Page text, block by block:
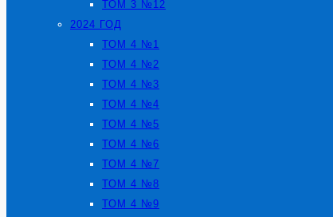
ТОМ 3 №12
2024 ГОД
ТОМ 4 №1
ТОМ 4 №2
ТОМ 4 №3
ТОМ 4 №4
ТОМ 4 №5
ТОМ 4 №6
ТОМ 4 №7
ТОМ 4 №8
ТОМ 4 №9